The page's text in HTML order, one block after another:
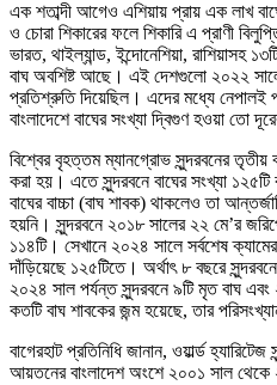
এক শতাব্দী আগেও এশিয়ায় প্রায় এক লাখ
ও চোরা শিকারের ফলে শিকারি এ প্রাণী
ভারত, থাইল্যান্ড, ইন্দোনেশিয়া, রাশিয়াসহ
বাঘ অবশিষ্ট আছে। এই দেশগুলো ২০২২
প্রতিশ্রুতি দিয়েছিল। এদের মধ্যে
বাংলাদেশে বাঘের সংখ্যা দ্বিগুণ হওয়া তো
বিশ্বের বৃহত্তম ম্যানগ্রোভ সুন্দরবনের
করা হয়। এতে সুন্দরবনে বাঘের সংখ্যা
বাঘের বাচ্চা (বাঘ শাবক) থাকলেও তা
হয়নি। সুন্দরবনে ২০১৮ সালের ২২ মে’র
১১৪টি। সেখানে ২০২৪ সালে সর্বশেষ
দাঁড়িয়েছে ১২৫টিতে। অর্থাৎ ৮ বছরে
২০২৪ সাল পর্যন্ত সুন্দরবনে ৯টি মৃত বাঘ
কতটি বাঘ শাবকের জন্ম হয়েছে, তার
বাগেরহাট প্রতিনিধি জানান, ওয়ার্ল্ড
আয়তনের বাংলাদেশ অংশে ২০০১ সাল থেকে